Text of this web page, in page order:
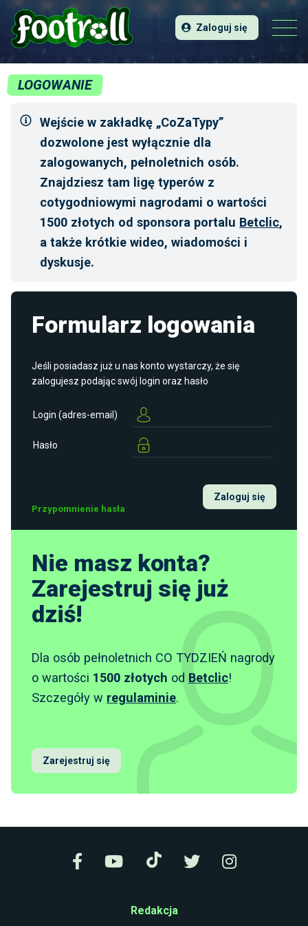
Zaloguj się
LOGOWANIE
Wejście w zakładkę „CoZaTypy”
dozwolone jest wyłącznie dla
zalogowanych, pełnoletnich osób.
Znajdziesz tam ligę typerów z
cotygodniowymi nagrodami o wartości
1500 złotych od sponsora portalu Betclic,
a także krótkie wideo, wiadomości i
dyskusje.
Formularz logowania
Jeśli posiadasz już u nas konto wystarczy, że się
zalogujesz podając swój login oraz hasło
Login (adres-email)
Hasło
Przypomnienie hasła
Zaloguj się
Nie masz konta?
Zarejestruj się już
dziś!
Dla osób pełnoletnich CO TYDZIEŃ nagrody
o wartości 1500 złotych od Betclic!
Szczegóły w regulaminie.
Zarejestruj się
Redakcja